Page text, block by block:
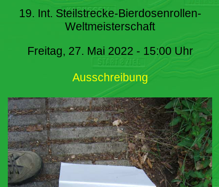
19. Int. Steilstrecke-Bierdosenrollen-
Weltmeisterschaft
Freitag, 27. Mai 2022 - 15:00 Uhr
Ausschreibung